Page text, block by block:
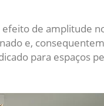
de amplitude
e,
para espaços